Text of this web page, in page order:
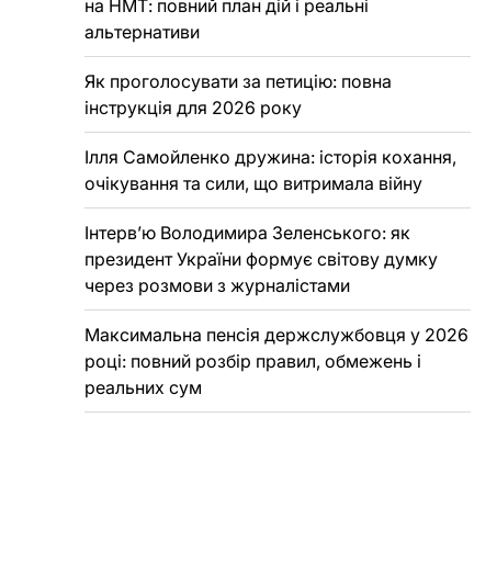
на НМТ: повний план дій і реальні
альтернативи
Як проголосувати за петицію: повна
інструкція для 2026 року
Ілля Самойленко дружина: історія кохання,
очікування та сили, що витримала війну
Інтерв’ю Володимира Зеленського: як
президент України формує світову думку
через розмови з журналістами
Максимальна пенсія держслужбовця у 2026
році: повний розбір правил, обмежень і
реальних сум